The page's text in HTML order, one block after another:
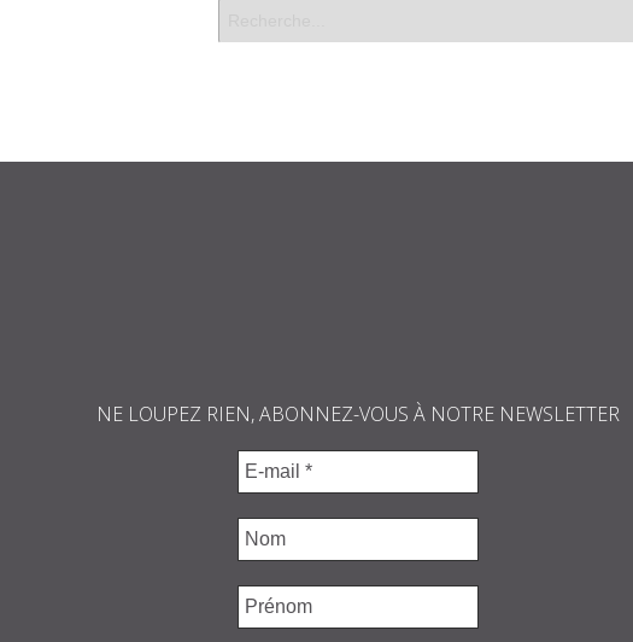
NE LOUPEZ RIEN, ABONNEZ-VOUS À NOTRE NEWSLETTER